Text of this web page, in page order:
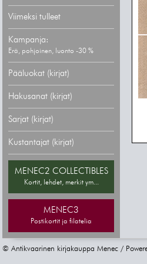
Viimeksi tulleet
Kampanja:
Erä, pohjoinen, luonto -30 %
Pääluokat (kirjat)
Hakusanat (kirjat)
Sarjat (kirjat)
Kustantajat (kirjat)
MENEC2 COLLECTIBLES
Kortit, lehdet, merkit ym...
MENEC3
Postikortit ja filatelia
© Antikvaarinen kirjakauppa Menec /